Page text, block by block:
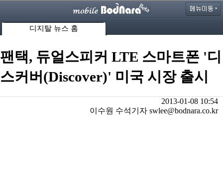
디지탈 뉴스 홈
팬택, 듀얼스피커 LTE 스마트폰 '디
스커버(Discover)' 미국 시장 출시
2013-01-08 10:54
이수원 수석기자 swlee@bodnara.co.kr